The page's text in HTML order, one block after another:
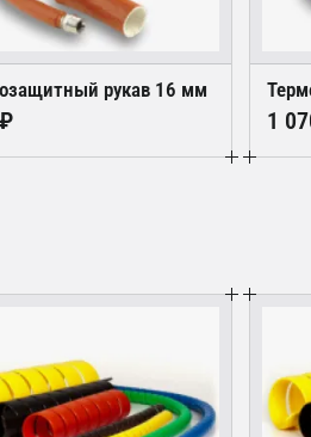
рукав 16 мм
1